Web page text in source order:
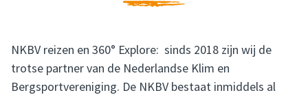
NKBV REIZEN
NKBV reizen en 360° Explore: sinds 2018 zijn wij de
trotse partner van de Nederlandse Klim en
Bergsportvereniging. De NKBV bestaat inmiddels al